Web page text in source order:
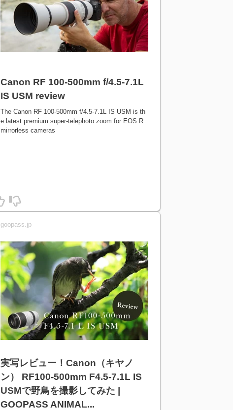
Canon RF 100-500mm f/4.5-7.1L
IS USM review
The Canon RF 100-500mm f/4.5-7.1L IS USM is th
e latest premium super-telephoto zoom for EOS R
mirrorless cameras
goopass.jp
実写レビュー！Canon（キヤノ
ン） RF100-500mm F4.5-7.1L IS
USMで野鳥を撮影してみた |
GOOPASS ANIMAL...